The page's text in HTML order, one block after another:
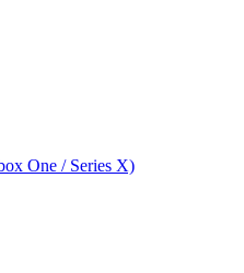
One / Series X)